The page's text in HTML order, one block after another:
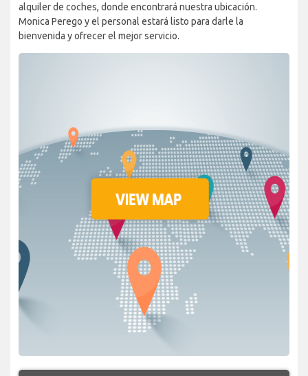
alquiler de coches, donde encontrará nuestra ubicación.
Monica Perego y el personal estará listo para darle la
bienvenida y ofrecer el mejor servicio.